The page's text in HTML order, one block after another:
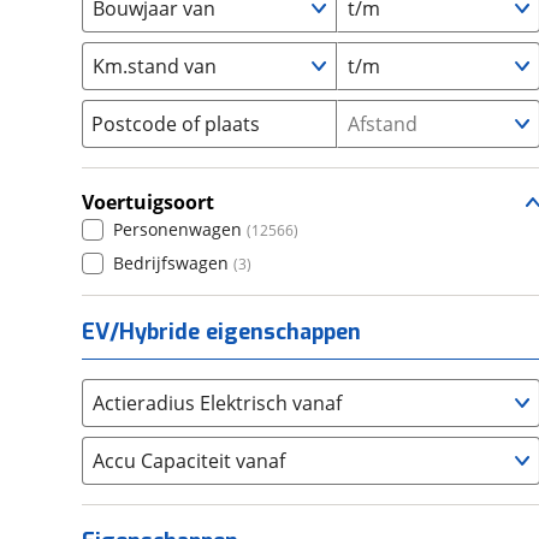
SKODA (364)
Suzuki (214)
Toyota (722)
Volkswagen (936)
Volvo (877)
Alle merken
Abarth
Alfa Romeo (
Alpina
Alpine (11)
Aston Martin
Audi (496)
Austin (0)
Bouwjaar van t/m
Km.stand van t/m
Postcode of plaats Afstand
Voertuigsoort
Personenwagen (12566)
Bedrijfswagen (3)
EV/Hybride eigenschappen
Actieradius Elektrisch vanaf
Accu Capaciteit vanaf